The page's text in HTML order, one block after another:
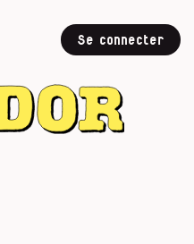
Se connecter